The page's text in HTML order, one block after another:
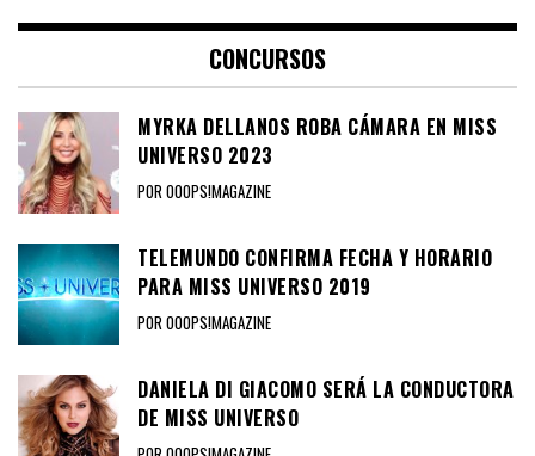
CONCURSOS
MYRKA DELLANOS ROBA CÁMARA EN MISS
UNIVERSO 2023
POR OOOPS!MAGAZINE
TELEMUNDO CONFIRMA FECHA Y HORARIO
PARA MISS UNIVERSO 2019
POR OOOPS!MAGAZINE
DANIELA DI GIACOMO SERÁ LA CONDUCTORA
DE MISS UNIVERSO